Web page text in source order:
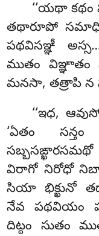
‘‘యథా కథం
తథారూపో
పథవిసఞ్ఞీ
ముతం విఞ్ఞాతం
మనసా, తత్రాపి న
‘‘ఇధ,
‘ఏతం
సబ్బసఙ్ఖారసమథో
విరాగో నిరోధో
సియా భిక్ఖునో
నేవ పథవియం
దిట్ఠం సుతం